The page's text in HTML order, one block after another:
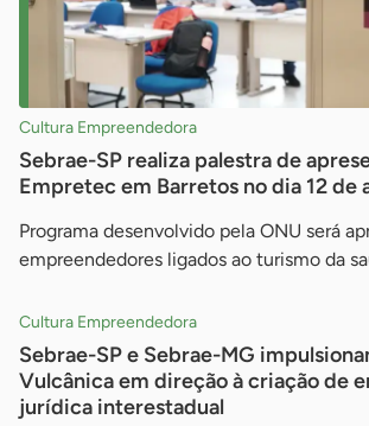
Cultura Empreendedora
Sebrae-SP realiza palestra de
Empretec em Barretos no dia 12 de
Programa desenvolvido pela ONU será
empreendedores ligados ao turismo da
Cultura Empreendedora
Sebrae-SP e Sebrae-MG
Vulcânica em direção à criação de
jurídica interestadual